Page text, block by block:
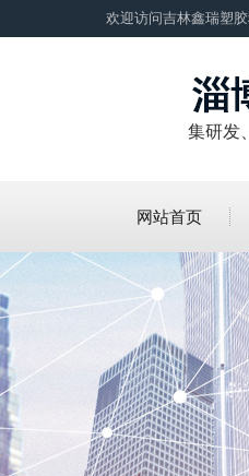
欢迎访问吉林鑫瑞塑
集研发
网站首页